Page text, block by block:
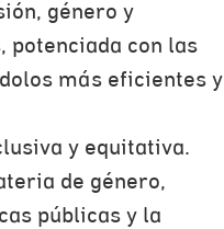
género y
potenciada con las
más eficientes y
y equitativa.
de género,
públicas y la